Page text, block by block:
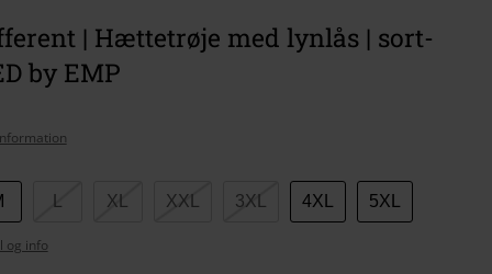
| Hættetrøje med lynlås | sort-
by EMP
XL XXL 3XL 4XL 5XL
og info